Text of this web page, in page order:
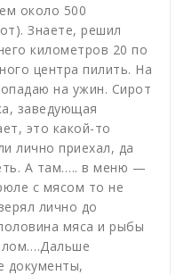
около 500
Знаете, решил
километров 20 по
центра пилить. На
на ужин. Сирот
заведующая
это какой-то
лично приехал, да
А там….. в меню —
с мясом то не
лично до
мяса и рыбы
документы,